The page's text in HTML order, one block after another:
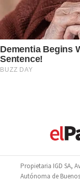
Propietaria IGD SA,
Autónoma de